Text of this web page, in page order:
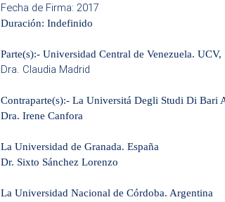
Fecha de Firma: 2017
Duración: Indefinido
Parte(s):- Universidad Central de Venezuela. UCV,
Dra. Claudia Madrid
Contraparte(s):- La Universitá Degli Studi Di Bari
Dra. Irene Canfora
La Universidad de Granada. España
Dr. Sixto Sánchez Lorenzo
La Universidad Nacional de Córdoba. Argentina